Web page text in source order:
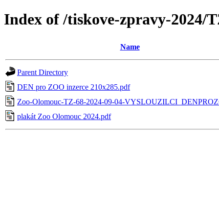
Index of /tiskove-zpravy-2024/
Name
Parent Directory
DEN pro ZOO inzerce 210x285.pdf
Zoo-Olomouc-TZ-68-2024-09-04-
plakát Zoo Olomouc 2024.pdf